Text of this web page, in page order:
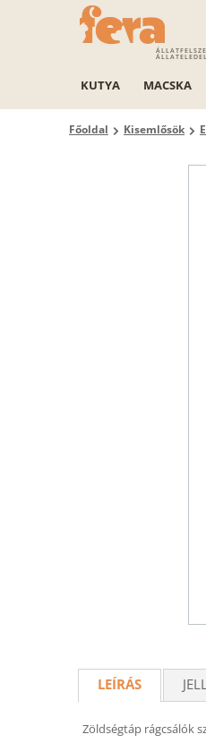
KUTYA MACSKA
Főoldal Kisemlősök
LEÍRÁS
Zöldségtáp rágcsálók